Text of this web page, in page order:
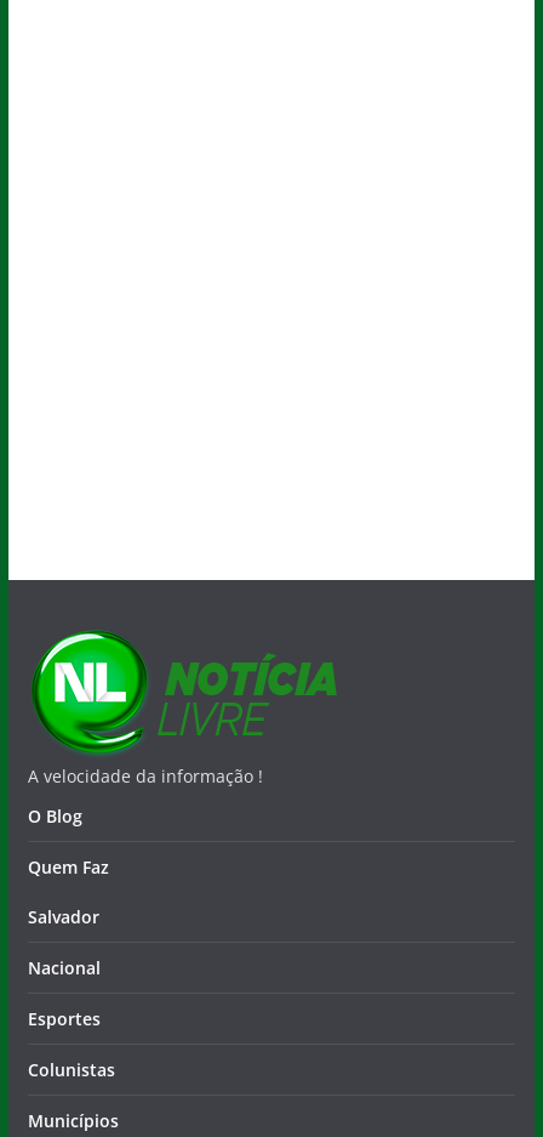
A velocidade da informação !
O Blog
Quem Faz
Salvador
Nacional
Esportes
Colunistas
Municípios